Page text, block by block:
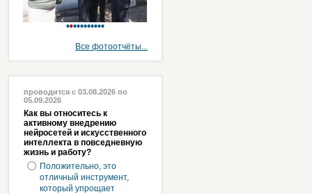
Все фотоотчёты...
проводится с 03.08.2026 по
05.09.2026
Как вы относитесь к
активному внедрению
нейросетей и искусственного
интеллекта в повседневную
жизнь и работу?
Положительно, это
отличный инструмент,
который упрощает